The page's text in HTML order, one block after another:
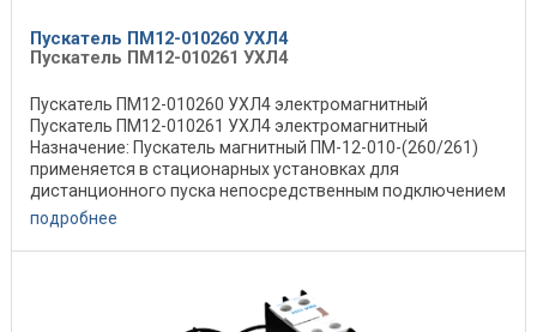
Пускатель ПМ12-010260 УХЛ4
Пускатель ПМ12-010261 УХЛ4
Пускатель ПМ12-010260 УХЛ4 электромагнитный
Пускатель ПМ12-010261 УХЛ4 электромагнитный
Назначение: Пускатель магнитный ПМ-12-010-(260/261)
применяется в стационарных установках для
дистанционного пуска непосредственным подключением
к сети, ...
подробнее